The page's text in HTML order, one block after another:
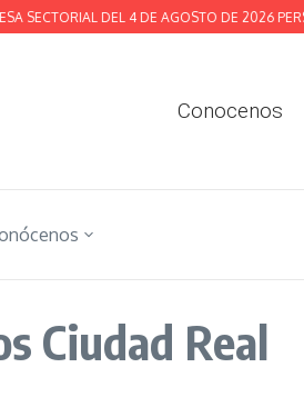
SECTORIAL DEL 4 DE AGOSTO DE 2026
Conocenos
Ciudad Real